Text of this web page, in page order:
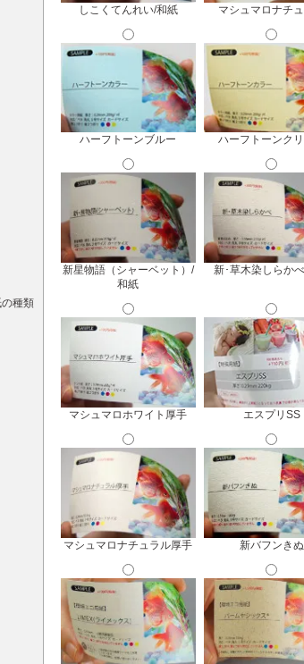
の種類
しこくてんれい/和紙 マシュマロナチ
ハーフトーンブルー ハーフトーンク
新星物語（シャーベット）/
和紙
新･草木染しらか
マシュマロホワイト厚手 エスプリSS
マシュマロナチュラル厚手 新バフンきぬ